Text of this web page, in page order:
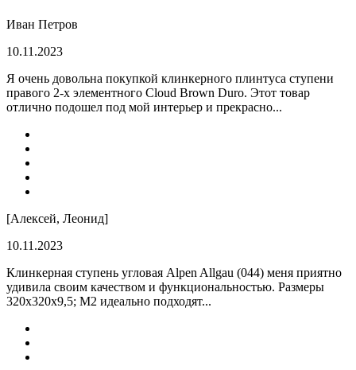
Иван Петров
10.11.2023
Я очень довольна покупкой клинкерного плинтуса ступени
правого 2-х элементного Cloud Brown Duro. Этот товар
отлично подошел под мой интерьер и прекрасно...
[Алексей, Леонид]
10.11.2023
Клинкерная ступень угловая Alpen Allgau (044) меня приятно
удивила своим качеством и функциональностью. Размеры
320x320x9,5; M2 идеально подходят...